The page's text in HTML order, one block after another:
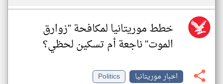
خطط موريتانيا لمكافحة "زوارق
الموت" ناجعة أم تسكين لحظي؟
اخبار موريتانيا
Politics